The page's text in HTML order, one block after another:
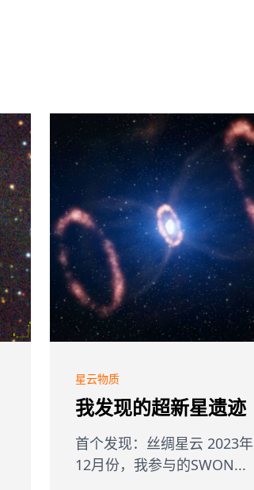
星云物质
我发现的超新星遗迹
首个发现：丝绸星云 2023年
12月份，我参与的SWON...